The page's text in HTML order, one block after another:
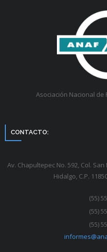
Asociación Nacional de
CONTACTO:
Av. Chapultepec No. 592, Col.
Hidalgo, C.P.
(55)
(55)
(55)